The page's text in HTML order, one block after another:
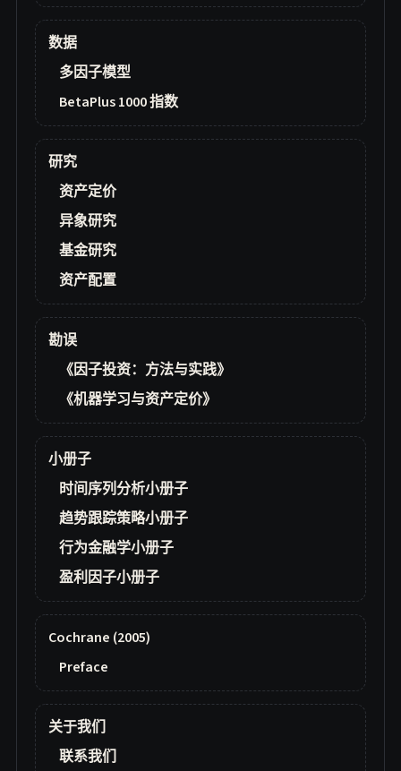
数据
多因子模型
BetaPlus 1000 指数
研究
资产定价
异象研究
基金研究
资产配置
勘误
《因子投资：方法与实践》
《机器学习与资产定价》
小册子
时间序列分析小册子
趋势跟踪策略小册子
行为金融学小册子
盈利因子小册子
Cochrane (2005)
Preface
关于我们
联系我们